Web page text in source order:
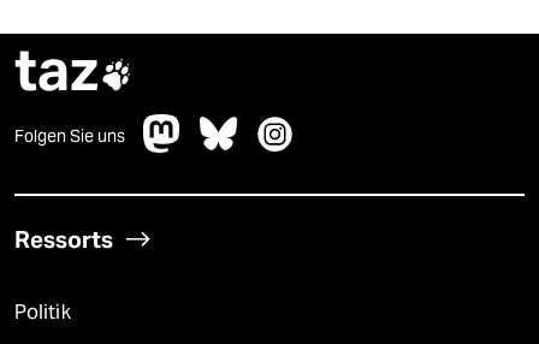
taz
Folgen Sie uns
Ressorts
Politik